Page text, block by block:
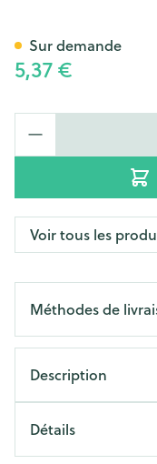
5,37 €
Sur demande
Voir tous les
Méthodes de
Description
Détails